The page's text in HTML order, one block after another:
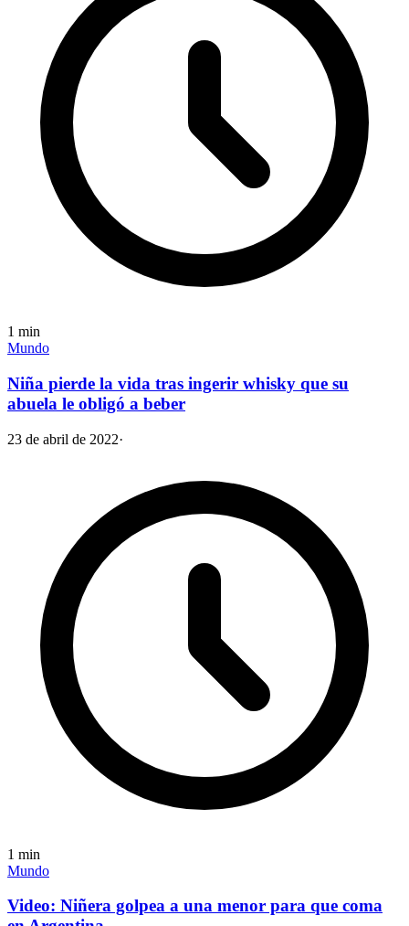
1 min
Mundo
Niña pierde la vida tras ingerir whisky que su
abuela le obligó a beber
23 de abril de 2022·
1 min
Mundo
Video: Niñera golpea a una menor para que coma